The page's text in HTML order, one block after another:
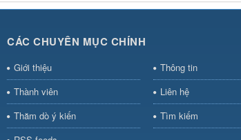
CÁC CHUYÊN MỤC CHÍNH
Giới thiệu
Thông tin
Thành viên
Liên hệ
Thăm dò ý kiến
Tìm kiếm